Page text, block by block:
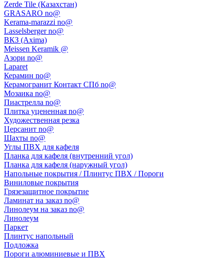
Zerde Tile (Казахстан)
GRASARO no@
Kerama-marazzi no@
Lasselsberger no@
ВКЗ (Axima)
Meissen Keramik @
Азори no@
Laparet
Керамин no@
Керамогранит Контакт СПб no@
Мозаика no@
Пиастрелла no@
Плитка уцененная no@
Художественная резка
Церсанит no@
Шахты no@
Углы ПВХ для кафеля
Планка для кафеля (внутренний угол)
Планка для кафеля (наружный угол)
Напольные покрытия / Плинтус ПВХ / Пороги
Виниловые покрытия
Грязезащитное покрытие
Ламинат на заказ no@
Линолеум на заказ no@
Линолеум
Паркет
Плинтус напольный
Подложка
Пороги алюминиевые и ПВХ